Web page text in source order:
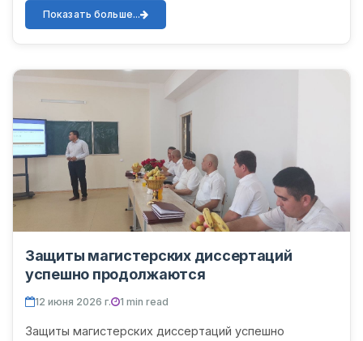
диссертаций магистрантов по сп...
Показать больше...
Защиты магистерских диссертаций
успешно продолжаются
12 июня 2026 г. 1 min read
Защиты магистерских диссертаций успешно